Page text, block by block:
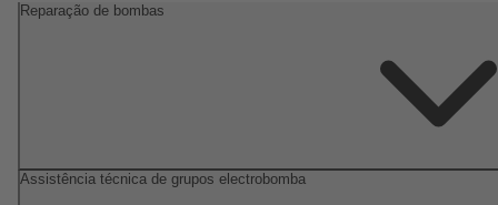
Reparação de bombas
Assistência técnica de grupos electrobomba